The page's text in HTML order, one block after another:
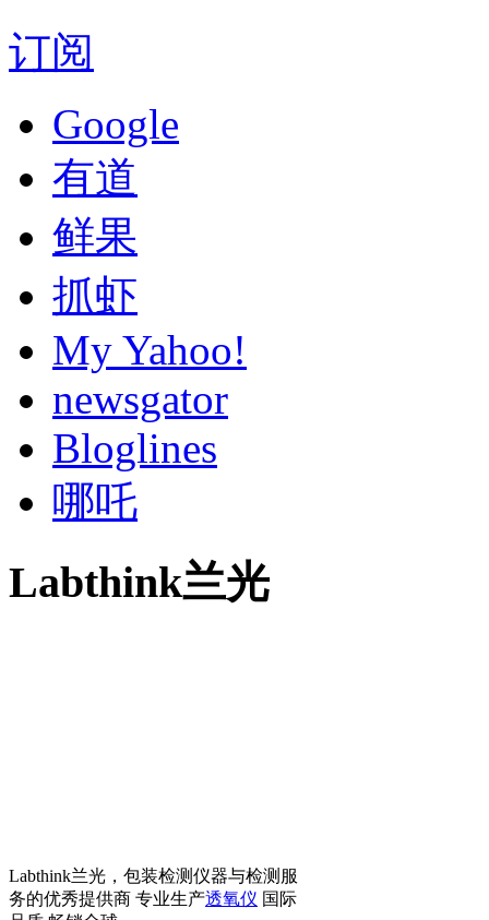
订阅
Google
有道
鲜果
抓虾
My Yahoo!
newsgator
Bloglines
哪吒
Labthink兰光
Labthink兰光，包装检测仪器与检测服
务的优秀提供商 专业生产透氧仪 国际